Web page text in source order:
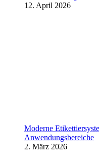
12. April 2026
Moderne
Anwendungsbereiche
2. März 2026